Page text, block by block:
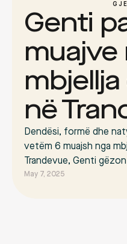
Genti
muajve
në
Dendësi, formë dhe
vetëm 6 muajsh nga
Trandevue, Genti
perfekte dhe pamje që
May 7, 2025